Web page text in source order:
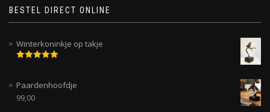
BESTEL DIRECT ONLINE
Winterkoninkje op takje
Paardenhoofdje
99,00